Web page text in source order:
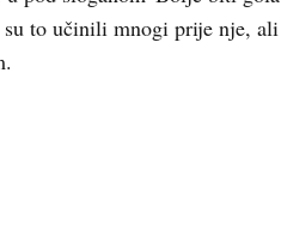
to učinili mnogi prije nje, ali